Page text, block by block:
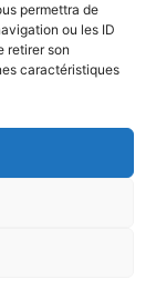
permettra de
ou les ID
retirer son
caractéristiques
!